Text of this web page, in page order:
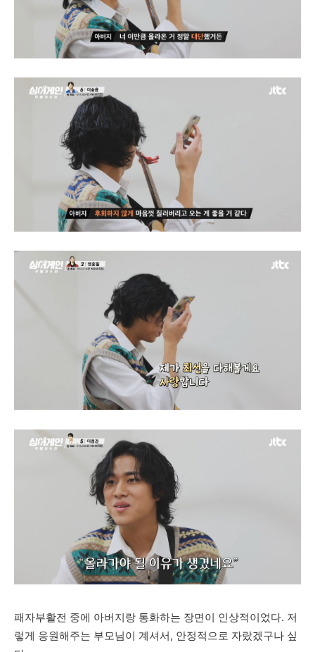
패자부활전 중에 아버지랑 통화하는 장면이 인상적이었다. 저
렇게 응원해주는 부모님이 계셔서, 안정적으로 자랐겠구나 싶